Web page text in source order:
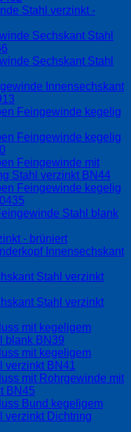
Stahl verzinkt -
Sechskant Stahl
Sechskant Stahl
Innensechskant
Feingewinde kegelig
Feingewinde kegelig
Feingewinde mit
Stahl verzinkt BN44
Feingewinde kegelig
Stahl blank
- brüniert
Innensechskant
Stahl verzinkt
Stahl verzinkt
mit kegeligem
blank BN39
mit kegeligem
verzinkt BN41
mit Rohrgewinde mit
BN45
Bund kegeligem
verzinkt Dichtring